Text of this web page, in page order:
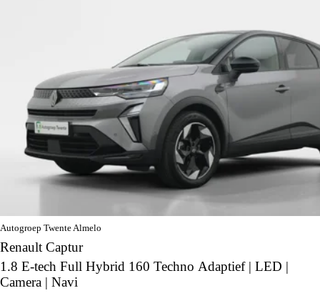
Autogroep Twente Almelo
Renault Captur
1.8 E-tech Full Hybrid 160 Techno Adaptief | LED |
Camera | Navi